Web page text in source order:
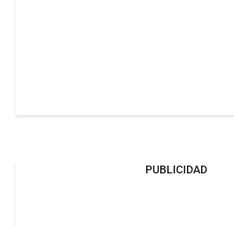
PUBLICIDAD